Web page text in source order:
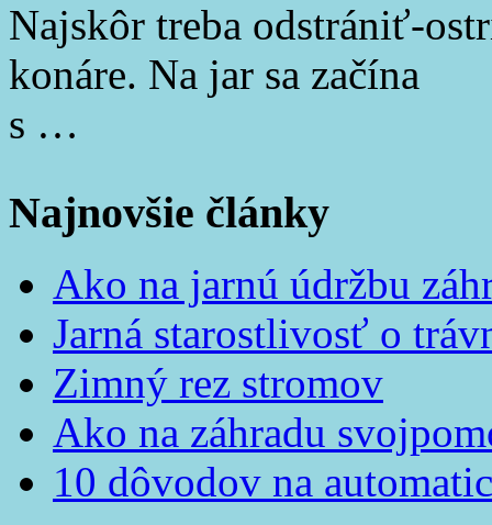
Najskôr treba odstrániť-
konáre. Na jar sa začína
s …
Najnovšie články
Ako na jarnú údržbu
Jarná starostlivosť o
Zimný rez stromov
Ako na záhradu
10 dôvodov na